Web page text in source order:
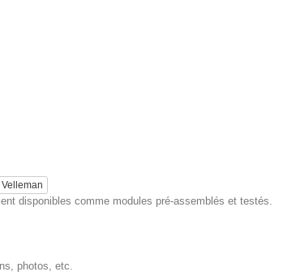
disponibles comme modules pré-assemblés et testés.
photos, etc.